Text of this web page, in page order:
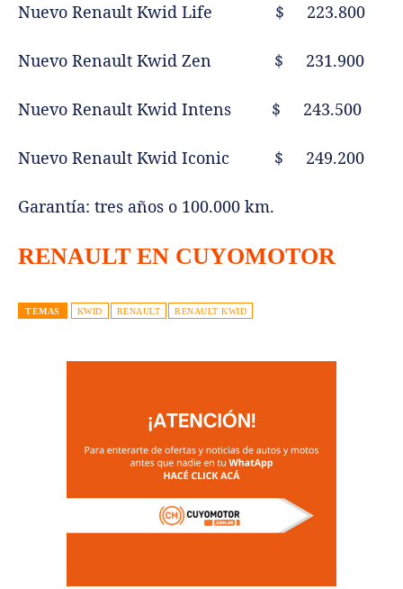
Nuevo Renault Kwid Life $ 223.800
Nuevo Renault Kwid Zen $ 231.900
Nuevo Renault Kwid Intens $ 243.500
Nuevo Renault Kwid Iconic $ 249.200
Garantía: tres años o 100.000 km.
RENAULT EN CUYOMOTOR
TEMAS KWID RENAULT RENAULT KWID